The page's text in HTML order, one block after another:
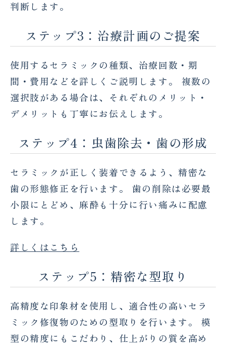
判断します。
ステップ3：治療計画のご提案
使用するセラミックの種類、治療回数・期
間・費用などを詳しくご説明します。 複数の
選択肢がある場合は、それぞれのメリット・
デメリットも丁寧にお伝えします。
ステップ4：虫歯除去・歯の形成
セラミックが正しく装着できるよう、精密な
歯の形態修正を行います。 歯の削除は必要最
小限にとどめ、麻酔も十分に行い痛みに配慮
します。
詳しくはこちら
ステップ5：精密な型取り
高精度な印象材を使用し、適合性の高いセラ
ミック修復物のための型取りを行います。 模
型の精度にもこだわり、仕上がりの質を高め